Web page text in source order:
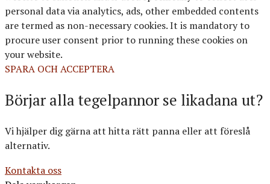
personal data via analytics, ads, other embedded contents
are termed as non-necessary cookies. It is mandatory to
procure user consent prior to running these cookies on
your website.
SPARA OCH ACCEPTERA
Börjar alla tegelpannor se likadana ut?
Vi hjälper dig gärna att hitta rätt panna eller att föreslå
alternativ.
Kontakta oss